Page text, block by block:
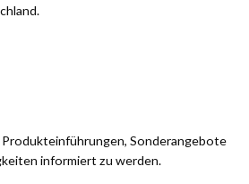
Produkteinführungen, Sonderangebote
informiert zu werden.